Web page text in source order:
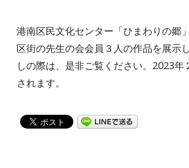
港南区民文化センター「ひまわりの郷
区街の先生の会会員３人の作品を展示
しの際は、是非ご覧ください。2023
されます。